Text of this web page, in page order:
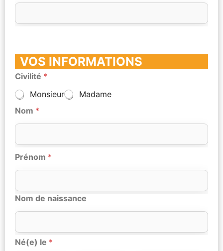
VOS INFORMATIONS
Civilité *
Monsieur
Madame
Nom *
Prénom *
Nom de naissance
Né(e) le *